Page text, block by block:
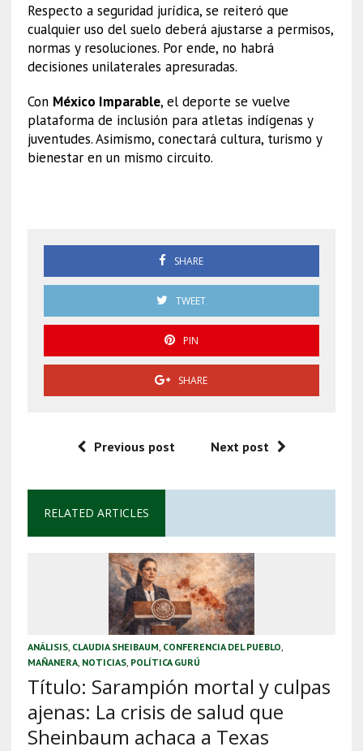
Respecto a seguridad jurídica, se reiteró que
cualquier uso del suelo deberá ajustarse a permisos,
normas y resoluciones. Por ende, no habrá
decisiones unilaterales apresuradas.
Con México Imparable, el deporte se vuelve
plataforma de inclusión para atletas indígenas y
juventudes. Asimismo, conectará cultura, turismo y
bienestar en un mismo circuito.
SHARE
TWEET
PIN
SHARE
Previous post Next post
RELATED ARTICLES
ANÁLISIS, CLAUDIA SHEIBAUM CONFERENCIA DEL PUEBLO
MAÑANERA, NOTICIAS, POLÍTICA GURÚ
Título: Sarampión mortal y culpas
ajenas: La crisis de salud que
Sheinbaum achaca a Texas